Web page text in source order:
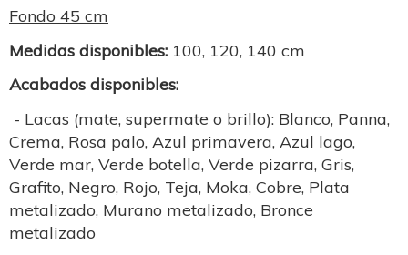
Fondo 45 cm
Medidas disponibles: 100, 120, 140 cm
Acabados disponibles:
- Lacas (mate, supermate o brillo): Blanco, Panna,
Crema, Rosa palo, Azul primavera, Azul lago,
Verde mar, Verde botella, Verde pizarra, Gris,
Grafito, Negro, Rojo, Teja, Moka, Cobre, Plata
metalizado, Murano metalizado, Bronce
metalizado